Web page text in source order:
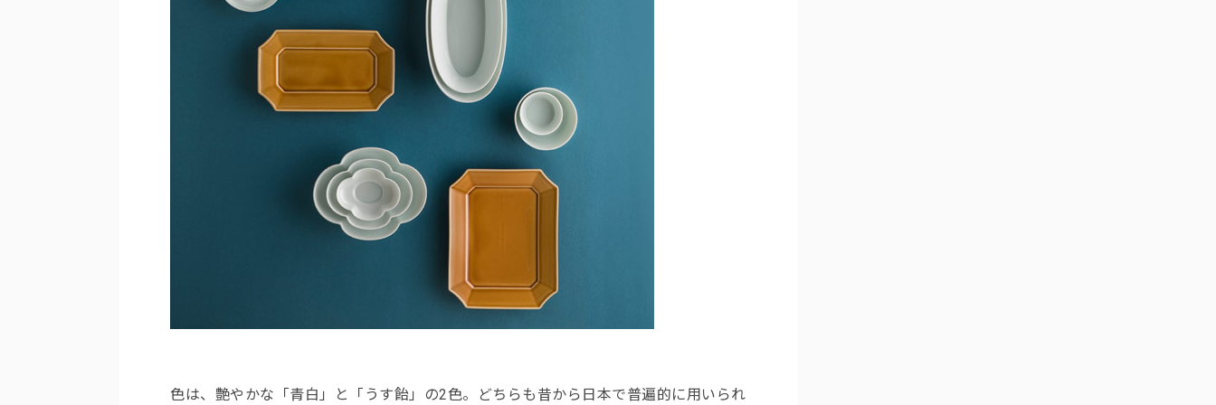
色は、艶やかな「青白」と「うす飴」の2色。どちらも昔から日本で普遍的に用いられ